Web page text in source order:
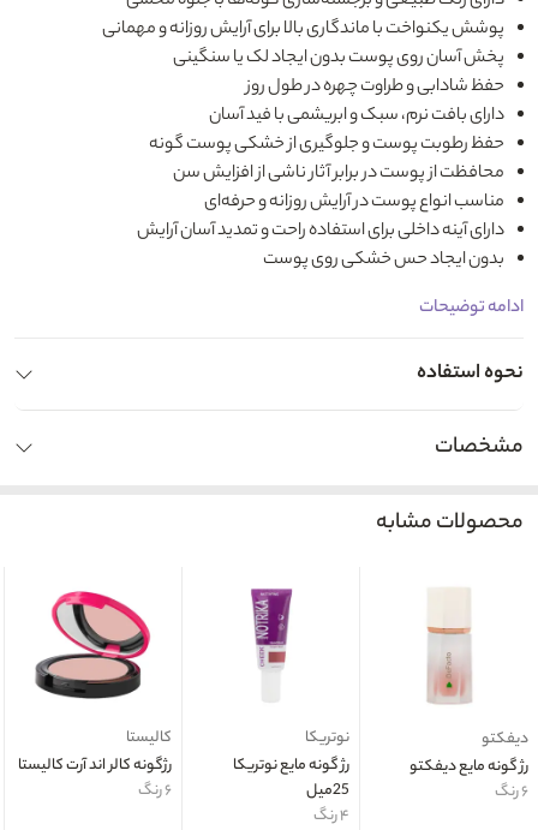
پوشش یکنواخت با ماندگاری بالا برای آرایش روزانه و مهمانی
پخش آسان روی پوست بدون ایجاد لک یا سنگینی
حفظ شادابی و طراوت چهره در طول روز
دارای بافت نرم، سبک و ابریشمی با فید آسان
حفظ رطوبت پوست و جلوگیری از خشکی پوست گونه‌
محافظت از پوست در برابر آثار ناشی از افزایش سن
مناسب انواع پوست در آرایش روزانه و حرفه‌ای
دارای آینه داخلی برای استفاده راحت و تمدید آسان آرایش
بدون ایجاد حس خشکی روی پوست
ادامه توضیحات
نحوه استفاده
مشخصات
محصولات مشابه
دیفکتو
رژ گونه مایع دیفکتو
۶ رنگ
نوتریکا
رژ گونه مایع نوتریکا
25میل
۴ رنگ
کالیستا
رژگونه کالر اند آرت کالیستا
۶ رنگ